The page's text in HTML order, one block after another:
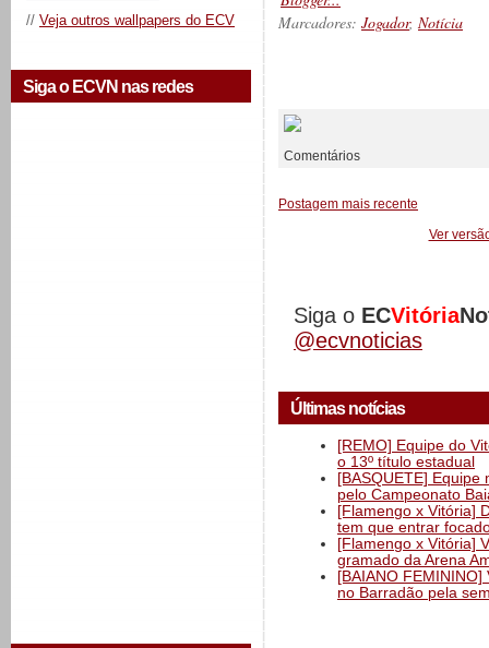
// Veja outros wallpapers do ECV
Siga o ECVN nas redes
Marcadores: Jogador, Notícia
Comentários
Postagem mais recente
Ver
Siga o ECVitória
@ecvnoticias
Últimas notícias
[REMO] Equipe do
o 13º título estadual
[BASQUETE]
pelo Campeonato
[Flamengo x Vitória]
tem que entrar
[Flamengo x Vitória]
gramado da Arena
[BAIANO
no Barradão pela